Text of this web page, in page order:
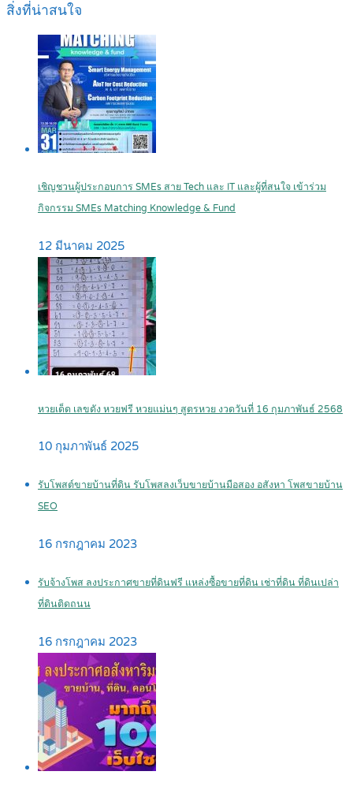
สิ่งที่น่าสนใจ
เชิญชวนผู้ประกอบการ SMEs สาย Tech และ IT และผู้ที่สนใจ เข้าร่วม
กิจกรรม SMEs Matching Knowledge & Fund
12 มีนาคม 2025
หวยเด็ด เลขดัง หวยฟรี หวยแม่นๆ สูตรหวย งวดวันที่ 16 กุมภาพันธ์ 2568
10 กุมภาพันธ์ 2025
รับโพสต์ขายบ้านที่ดิน รับโพสลงเว็บขายบ้านมือสอง อสังหา โพสขายบ้าน
SEO
16 กรกฎาคม 2023
รับจ้างโพส ลงประกาศขายที่ดินฟรี แหล่งซื้อขายที่ดิน เช่าที่ดิน ที่ดินเปล่า
ที่ดินติดถนน
16 กรกฎาคม 2023